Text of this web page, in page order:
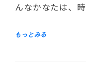
んなかなたは、